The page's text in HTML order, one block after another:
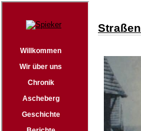
Straßen